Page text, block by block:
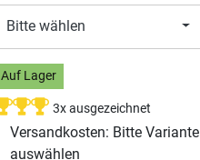
Bitte wählen
Auf Lager
3x ausgezeichnet
Versandkosten: Bitte Variante
auswählen